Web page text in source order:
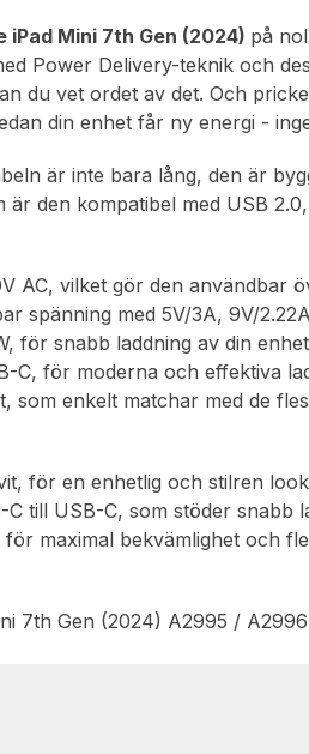
iPad Mini 7th Gen (2024) på
Power Delivery-teknik och
du vet ordet av det. Och
din enhet får ny energi -
är inte bara lång, den är
är den kompatibel med USB
AC, vilket gör den användbar
spänning med 5V/3A, 9V/
för snabb laddning av din enhet
C, för moderna och effektiva
som enkelt matchar med de
för en enhetlig och stilren look
C till USB-C, som stöder snabb
för maximal bekvämlighet och
7th Gen (2024) A2995 / A2996